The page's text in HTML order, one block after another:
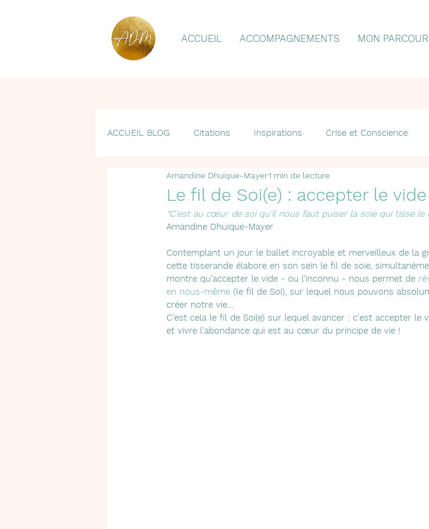
ACCUEIL ACCOMPAGNEMENTS MON
ACCUEIL BLOG Citations Inspirations Crise et Conscience
Thérapie holistique Soin Réunifiant Clés sur le chemin de la
Le fil de Soi(e) : accepter le vide
Amandine Dhuique-Mayer1 min de lecture
“C'est au cœur de soi qu'il nous faut puiser la soie qui tisse le
Amandine Dhuique-Mayer
Contemplant un jour le ballet incroyable et merveilleux de la
cette tisserande élabore en son sein le fil de soie,
montre qu'accepter le vide - ou l'inconnu - nous permet de
en nous-même (le fil de Soi), sur lequel nous pouvons
créer notre vie…
C'est cela le fil de Soi(e) sur lequel avancer : c'est accepter le
et vivre l'abondance qui est au cœur du principe de vie !